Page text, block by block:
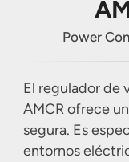
Other
Power
El regulador de
AMCR ofrece
segura. Es
entornos